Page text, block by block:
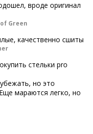
вроде оригинал
Green
качественно сшиты
стельки pro
но это
мараются легко, но